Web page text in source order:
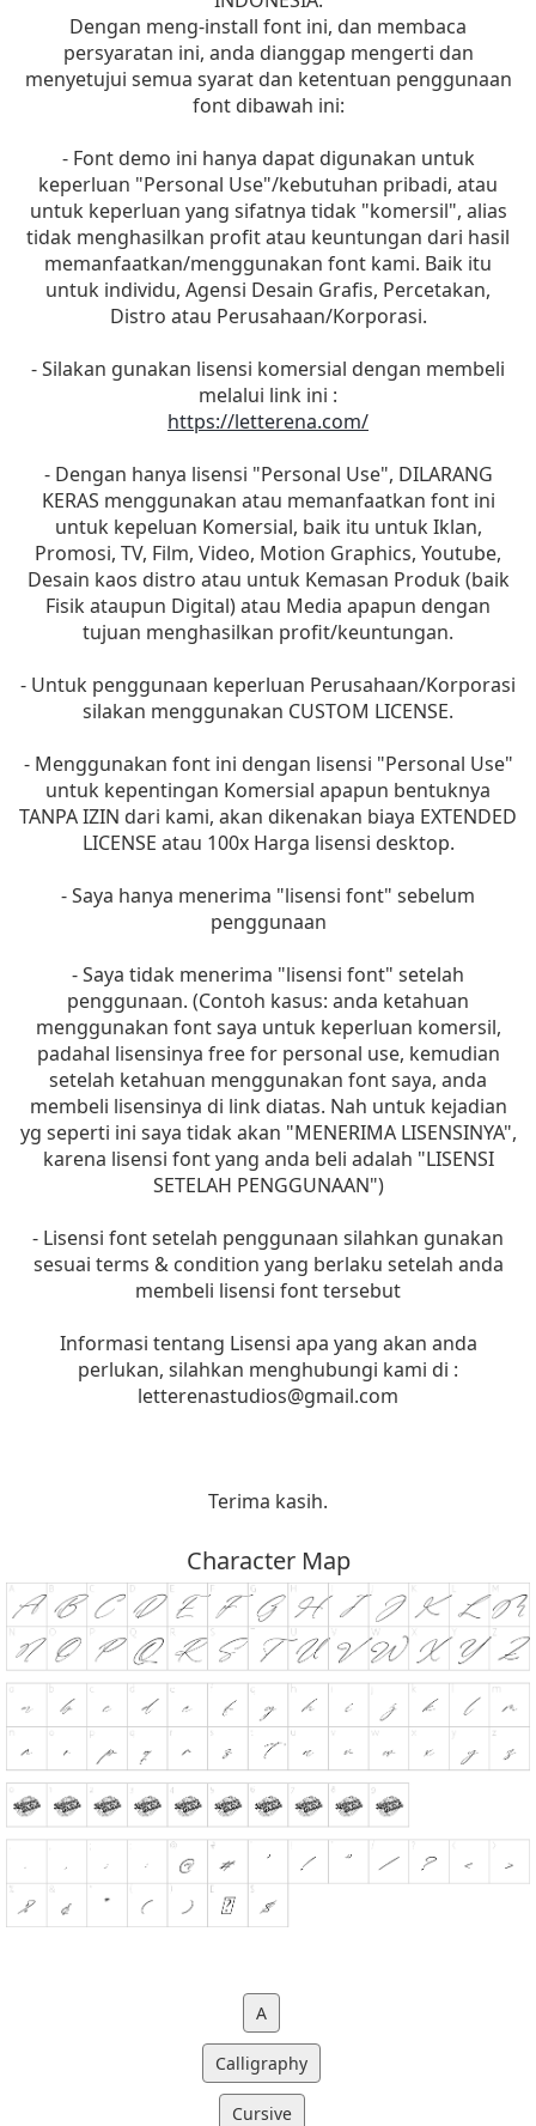
Dengan meng-install font ini, dan membaca
persyaratan ini, anda dianggap mengerti dan
menyetujui semua syarat dan ketentuan penggunaan
font dibawah ini:
- Font demo ini hanya dapat digunakan untuk
keperluan "Personal Use"/kebutuhan pribadi, atau
untuk keperluan yang sifatnya tidak "komersil", alias
tidak menghasilkan profit atau keuntungan dari hasil
memanfaatkan/menggunakan font kami. Baik itu
untuk individu, Agensi Desain Grafis, Percetakan,
Distro atau Perusahaan/Korporasi.
- Silakan gunakan lisensi komersial dengan membeli
melalui link ini :
https://letterena.com/
- Dengan hanya lisensi "Personal Use", DILARANG
KERAS menggunakan atau memanfaatkan font ini
untuk kepeluan Komersial, baik itu untuk Iklan,
Promosi, TV, Film, Video, Motion Graphics, Youtube,
Desain kaos distro atau untuk Kemasan Produk (baik
Fisik ataupun Digital) atau Media apapun dengan
tujuan menghasilkan profit/keuntungan.
- Untuk penggunaan keperluan Perusahaan/Korporasi
silakan menggunakan CUSTOM LICENSE.
- Menggunakan font ini dengan lisensi "Personal Use"
untuk kepentingan Komersial apapun bentuknya
TANPA IZIN dari kami, akan dikenakan biaya EXTENDED
LICENSE atau 100x Harga lisensi desktop.
- Saya hanya menerima "lisensi font" sebelum
penggunaan
- Saya tidak menerima "lisensi font" setelah
penggunaan. (Contoh kasus: anda ketahuan
menggunakan font saya untuk keperluan komersil,
padahal lisensinya free for personal use, kemudian
setelah ketahuan menggunakan font saya, anda
membeli lisensinya di link diatas. Nah untuk kejadian
yg seperti ini saya tidak akan "MENERIMA LISENSINYA",
karena lisensi font yang anda beli adalah "LISENSI
SETELAH PENGGUNAAN")
- Lisensi font setelah penggunaan silahkan gunakan
sesuai terms & condition yang berlaku setelah anda
membeli lisensi font tersebut
Informasi tentang Lisensi apa yang akan anda
perlukan, silahkan menghubungi kami di :
letterenastudios@gmail.com
Terima kasih.
Character Map
A
Calligraphy
Cursive